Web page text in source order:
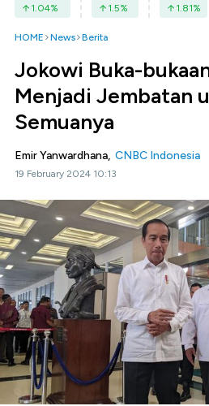
1.04% 1.5% 1.81%
HOME News Berita
Jokowi Buka-
Menjadi Jembatan
Semuanya
Emir Yanwardhana, CNBC Indonesia
19 February 2024 10:13